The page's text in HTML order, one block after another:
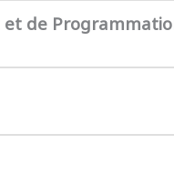
et de